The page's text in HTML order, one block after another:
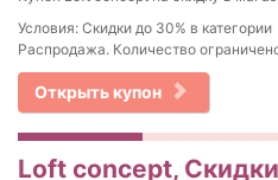
Условия: Скидки до 30% в категории
Распродажа. Количество
Открыть купон
Loft concept,